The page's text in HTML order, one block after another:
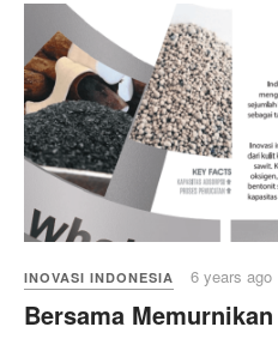
INOVASI INDONESIA 6 years ago
Bersama